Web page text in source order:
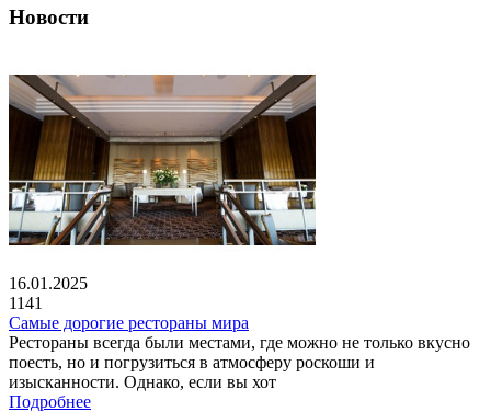
Новости
16.01.2025
1141
Самые дорогие рестораны мира
Рестораны всегда были местами, где можно не только вкусно
поесть, но и погрузиться в атмосферу роскоши и
изысканности. Однако, если вы хот
Подробнее